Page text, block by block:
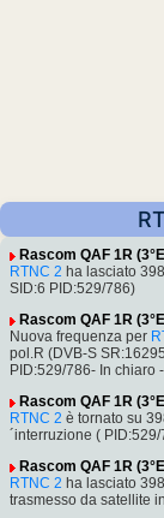
Rascom QAF 1R
RTNC 2 ha lasciato
SID:6 PID:529/786)
Rascom QAF 1R
Nuova frequenza per
pol.R (DVB-S
PID:529/786- In chiaro
Rascom QAF 1R
RTNC 2 è tornato su
´interruzione (
Rascom QAF 1R
RTNC 2 ha lasciato
trasmesso da satellite